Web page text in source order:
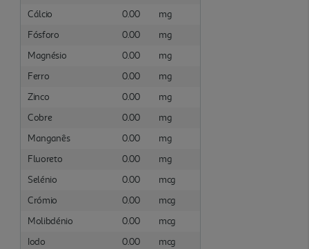
Cálcio
0.00
mg
Fósforo
0.00
mg
Magnésio
0.00
mg
Ferro
0.00
mg
Zinco
0.00
mg
Cobre
0.00
mg
Manganês
0.00
mg
Fluoreto
0.00
mg
Selénio
0.00
mcg
Crómio
0.00
mcg
Molibdénio
0.00
mcg
Iodo
0.00 mcg